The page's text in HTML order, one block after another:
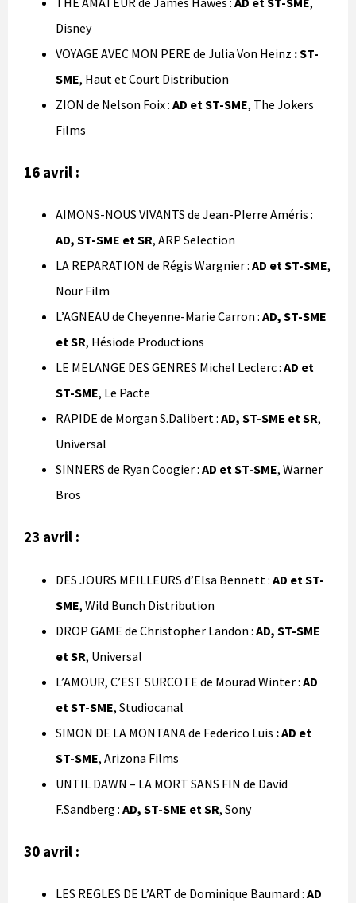
Disney
VOYAGE AVEC MON PERE de Julia Von Heinz : ST-
SME, Haut et Court Distribution
ZION de Nelson Foix : AD et ST-SME, The Jokers
Films
16 avril :
AIMONS-NOUS VIVANTS de Jean-PIerre Améris :
AD, ST-SME et SR, ARP Selection
LA REPARATION de Régis Wargnier : AD et ST-SME,
Nour Film
L’AGNEAU de Cheyenne-Marie Carron : AD, ST-SME
et SR, Hésiode Productions
LE MELANGE DES GENRES Michel Leclerc : AD et
ST-SME, Le Pacte
RAPIDE de Morgan S.Dalibert : AD, ST-SME et SR,
Universal
SINNERS de Ryan Coogier : AD et ST-SME, Warner
Bros
23 avril :
DES JOURS MEILLEURS d’Elsa Bennett : AD et ST-
SME, Wild Bunch Distribution
DROP GAME de Christopher Landon : AD, ST-SME
et SR, Universal
L’AMOUR, C’EST SURCOTE de Mourad Winter : AD
et ST-SME, Studiocanal
SIMON DE LA MONTANA de Federico Luis : AD et
ST-SME, Arizona Films
UNTIL DAWN – LA MORT SANS FIN de David
F.Sandberg : AD, ST-SME et SR, Sony
30 avril :
LES REGLES DE L’ART de Dominique Baumard : AD